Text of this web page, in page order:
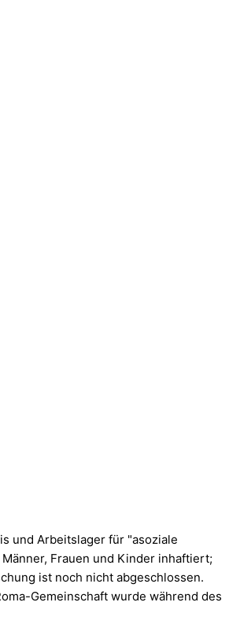
und Arbeitslager für "asoziale
Frauen und Kinder inhaftiert;
ist noch nicht abgeschlossen.
Gemeinschaft wurde während des